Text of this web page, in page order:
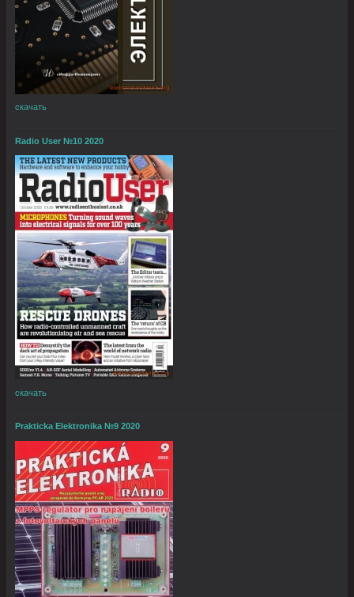
скачать
Radio User №10 2020
скачать
Prakticka Elektronika №9 2020